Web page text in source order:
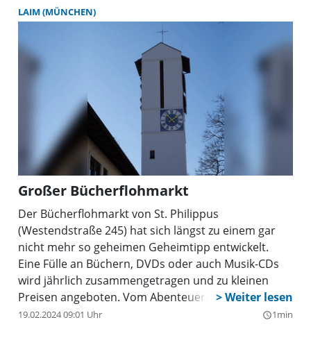
„volkszersetzende Schrifttum” vorzugehen. Durch
die damals von Professoren und Studenten
organisierte und durchgeführte
Bücherverbrennung verloren viele Autoren auch
von heute auf morgen ihre Lebensgrundlage. Auf
die Bücherverbrennung folgte die Vernichtung von
Menschen und die Zerstörung von Städten und
Ländern...
LAIM (MÜNCHEN)
Großer Bücherflohmarkt
Der Bücherflohmarkt von St. Philippus
(Westendstraße 245) hat sich längst zu einem gar
nicht mehr so geheimen Geheimtipp entwickelt.
Eine Fülle an Büchern, DVDs oder auch Musik-CDs
wird jährlich zusammengetragen und zu kleinen
Preisen angeboten. Vom Abenteuerroman bis hin zu
Klassikern der Weltliteratur – für Bücherwürmer,
19.02.2024 09:01 Uhr query_builder1min